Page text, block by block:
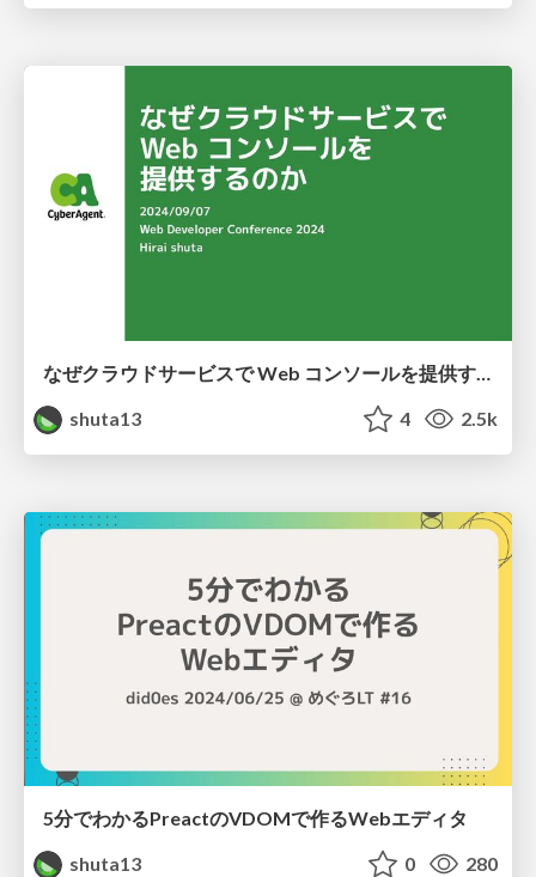
shuta13
4 2.5k
5分でわかるPreactのVDOMで作るWebエディタ
shuta13
0 280